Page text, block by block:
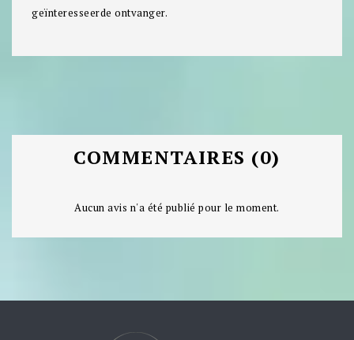
geïnteresseerde ontvanger.
COMMENTAIRES (0)
Aucun avis n'a été publié pour le moment.